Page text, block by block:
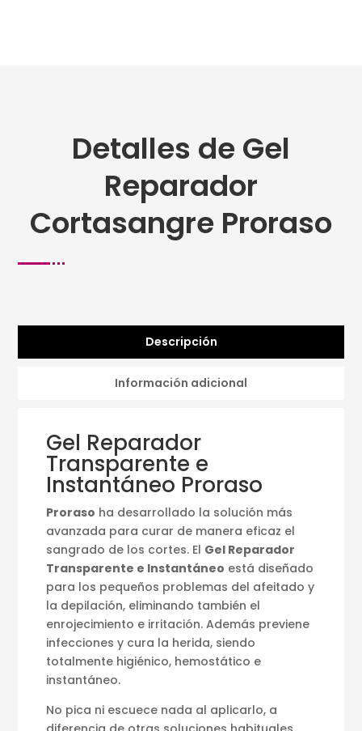
Detalles de Gel
Reparador
Cortasangre Proraso
Descripción
Información adicional
Gel Reparador
Transparente e
Instantáneo Proraso
Proraso ha desarrollado la solución más
avanzada para curar de manera eficaz el
sangrado de los cortes. El Gel Reparador
Transparente e Instantáneo está diseñado
para los pequeños problemas del afeitado y
la depilación, eliminando también el
enrojecimiento e irritación. Además previene
infecciones y cura la herida, siendo
totalmente higiénico, hemostático e
instantáneo.
No pica ni escuece nada al aplicarlo, a